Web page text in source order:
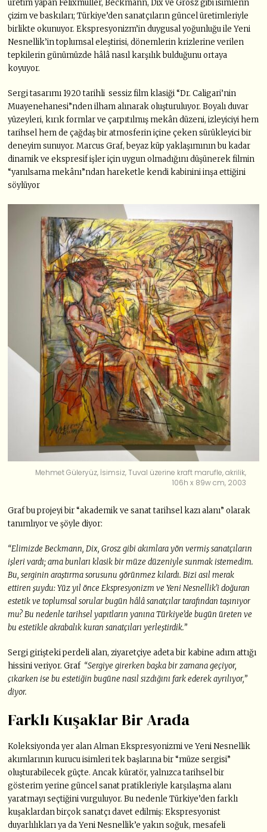
üretim yapan Felixmüller, Beckmann, Dix ve Grosz gibi isimlerin
çizim ve baskıları; Türkiye’den sanatçıların güncel üretimleriyle
birlikte okunuyor. Ekspresyonizm’in duygusal yoğunluğu ile Yeni
Nesnellik’in toplumsal eleştirisi, dönemlerin krizlerine verilen
tepkilerin günümüzde hâlâ nasıl karşılık bulduğunu ortaya
koyuyor.
Sergi tasarımı 1920 tarihli sessiz film klasiği “Dr. Caligari’nin
Muayenehanesi”nden ilham alınarak oluşturuluyor. Boyalı duvar
yüzeyleri, kırık formlar ve çarpıtılmış mekân düzeni, izleyiciyi hem
tarihsel hem de çağdaş bir atmosferin içine çeken sürükleyici bir
deneyim sunuyor. Marcus Graf, beyaz küp yaklaşımının bu kadar
dinamik ve ekspresif işler için uygun olmadığını düşünerek filmin
“yanılsama mekânı”ndan hareketle kendi kabinini inşa ettiğini
söylüyor
Mehmet Güleryüz, İsimsiz, Tuval üzerine kraft marufle, akrilik,
106h x 89w cm, 2003
Graf bu projeyi bir “akademik ve sanat tarihsel kazı alanı” olarak
tanımlıyor ve şöyle diyor:
“Elimizde Beckmann, Dix, Grosz gibi akımlara yön vermiş sanatçıların
işleri vardı; ama bunları klasik bir müze düzeniyle sunmak istemedim.
Bu, serginin araştırma sorusunu görünmez kılardı. Bizi asıl merak
ettiren şuydu: Yüz yıl önce Ekspresyonizm ve Yeni Nesnellik’i doğuran
estetik ve toplumsal sorular bugün hâlâ sanatçılar tarafından taşınıyor
mu? Bu nedenle tarihsel yapıtların yanına Türkiye’de bugün üreten ve
bu estetikle akrabalık kuran sanatçıları yerleştirdik.”
Sergi girişteki perdeli alan, ziyaretçiye adeta bir kabine adım attığı
hissini veriyor. Graf “Sergiye girerken başka bir zamana geçiyor,
çıkarken ise bu estetiğin bugüne nasıl sızdığını fark ederek ayrılıyor,”
diyor.
Farklı Kuşaklar Bir Arada
Koleksiyonda yer alan Alman Ekspresyonizmi ve Yeni Nesnellik
akımlarının kurucu isimleri tek başlarına bir “müze sergisi”
oluşturabilecek güçte. Ancak küratör, yalnızca tarihsel bir
gösterim yerine güncel sanat pratikleriyle karşılaşma alanı
yaratmayı seçtiğini vurguluyor. Bu nedenle Türkiye’den farklı
kuşaklardan birçok sanatçı davet edilmiş: Ekspresyonist
duyarlılıkları ya da Yeni Nesnellik’e yakın soğuk, mesafeli